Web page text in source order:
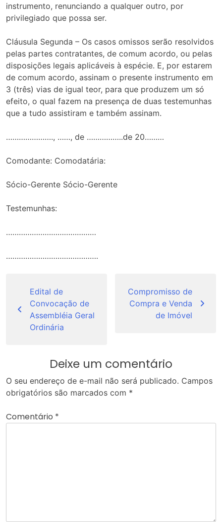
instrumento, renunciando a qualquer outro, por
privilegiado que possa ser.
Cláusula Segunda – Os casos omissos serão resolvidos
pelas partes contratantes, de comum acordo, ou pelas
disposições legais aplicáveis à espécie. E, por estarem
de comum acordo, assinam o presente instrumento em
3 (três) vias de igual teor, para que produzem um só
efeito, o qual fazem na presença de duas testemunhas
que a tudo assistiram e também assinam.
…………………., ……, de ……………..de 20………
Comodante: Comodatária:
Sócio-Gerente Sócio-Gerente
Testemunhas:
……………………………………
…………………………………….
Post
Edital de
Convocação de
Assembléia Geral
Ordinária
Compromisso de
Compra e Venda
de Imóvel
Deixe um comentário
O seu endereço de e-mail não será publicado. Campos
obrigatórios são marcados com *
Comentário *